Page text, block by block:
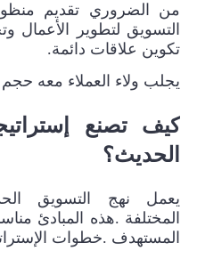
من الضروري تقديم
التسويق لتطوير الأعمال
تكوين علاقات دائمة.
يجلب ولاء العملاء معه
كيف تصنع
الحديث؟
يعمل نهج التسويق
المختلفة .هذه المبادئ
المستهدف .خطوات